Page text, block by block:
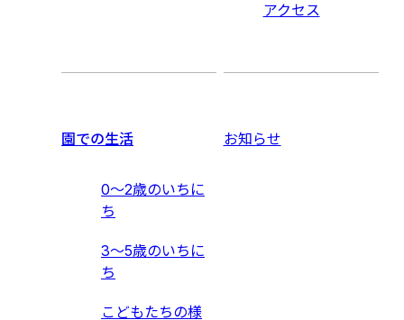
アクセス
園での生活
0〜2歳のいちに
ち
3〜5歳のいちに
ち
こどもたちの様
お知らせ